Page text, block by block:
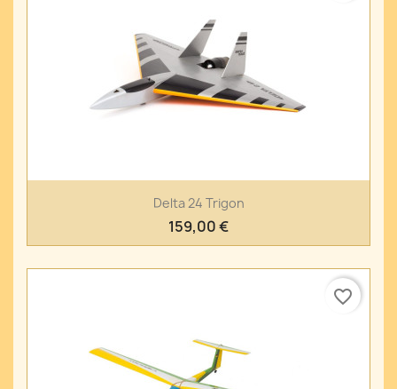
Delta 24 Trigon
159,00 €
favorite_border